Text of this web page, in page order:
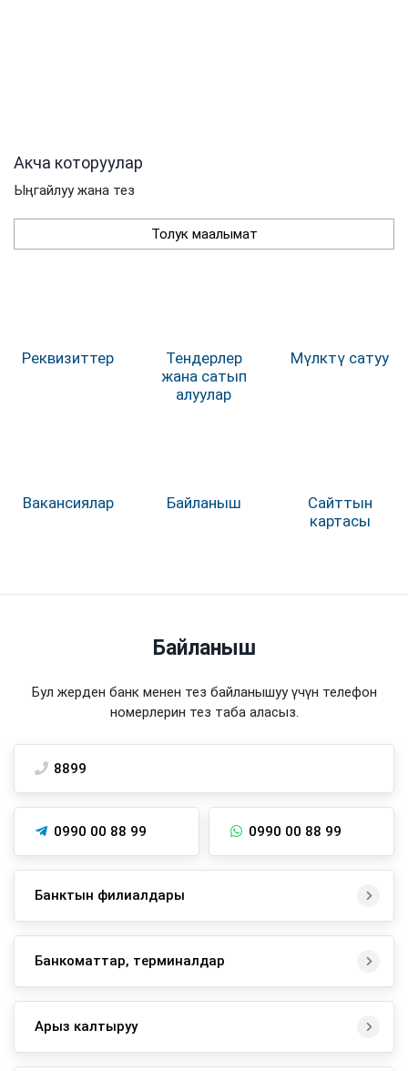
Акча которуулар
Ыңгайлуу жана тез
Толук маалымат
Реквизиттер
Тендерлер
жана сатып
алуулар
Мүлктү сатуу
Вакансиялар Байланыш
Сайттын
картасы
Байланыш
Бул жерден банк менен тез байланышуу үчүн телефон
номерлерин тез таба аласыз.
8899
0990 00 88 99 0990 00 88 99
Банктын филиалдары
Банкоматтар, терминалдар
Арыз калтыруу